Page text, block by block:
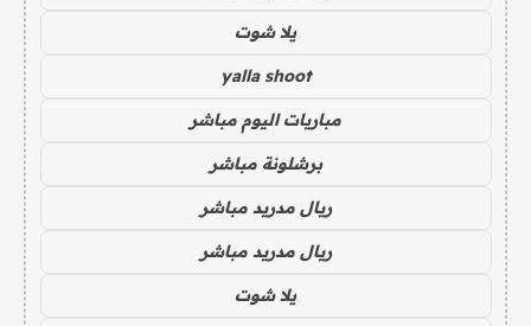
يلا شوت
yalla shoot
مباريات اليوم مباشر
برشلونة مباشر
ريال مدريد مباشر
ريال مدريد مباشر
يلا شوت